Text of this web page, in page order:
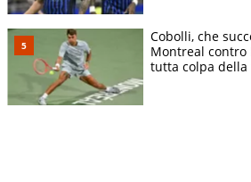
Cobolli, che
Montreal contro
tutta colpa della